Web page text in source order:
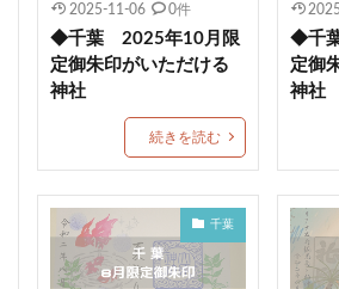
埼玉
豊満神社 大分 普天満宮
小平潟天満宮 芳賀
日本三大天神 スト
1日枚数限定御朱印 浅草神社
眞田神社 伊豫豆比古命神社
賀茂別雷神社 岡田神社（岡田宮）
2025-11-06
0件
◆千葉 2025年10月限
定御朱印がいただける
神社
続きを読む
◆千
定御
神社
千葉